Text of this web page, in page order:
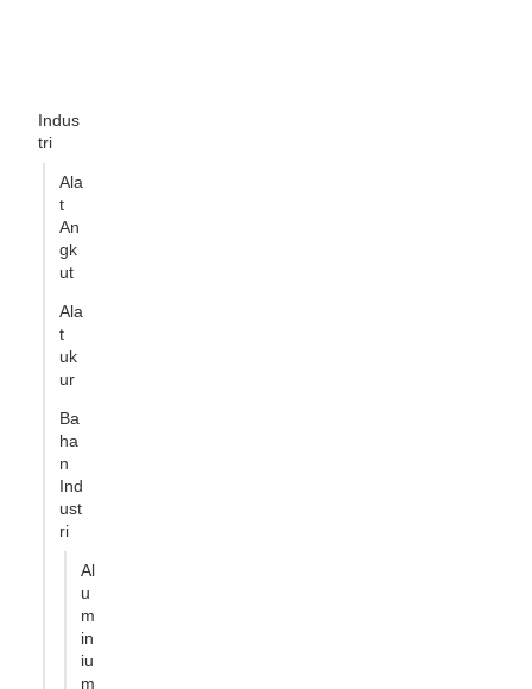
Indus
tri
Ala
t
An
gk
ut
Ala
t
uk
ur
Ba
ha
n
Ind
ust
ri
Al
u
m
in
iu
m